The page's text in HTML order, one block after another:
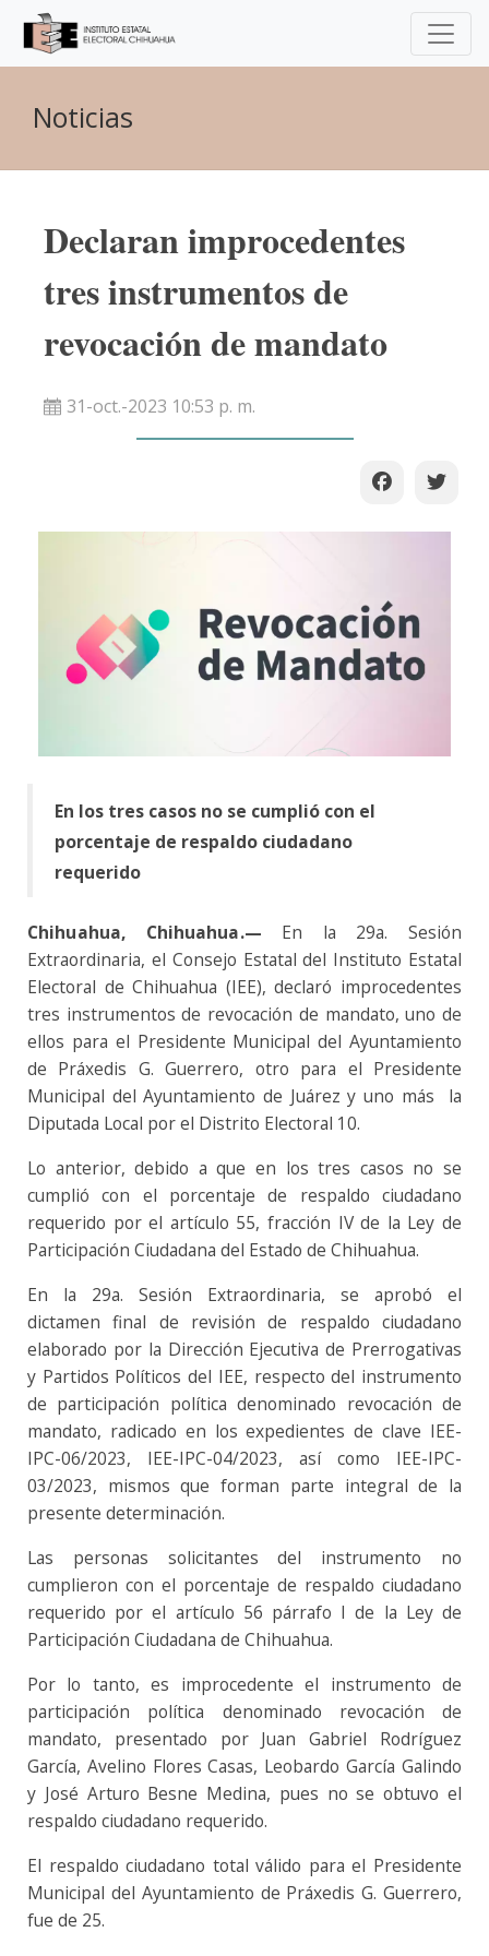
Noticias
Declaran improcedentes
tres instrumentos de
revocación de mandato
31-oct.-2023 10:53 p. m.
En los tres casos no se cumplió con el
porcentaje de respaldo ciudadano
requerido
Chihuahua, Chihuahua.— En la 29a. Sesión
Extraordinaria, el Consejo Estatal del Instituto Estatal
Electoral de Chihuahua (IEE), declaró improcedentes
tres instrumentos de revocación de mandato, uno de
ellos para el Presidente Municipal del Ayuntamiento
de Práxedis G. Guerrero, otro para el Presidente
Municipal del Ayuntamiento de Juárez y uno más la
Diputada Local por el Distrito Electoral 10.
Lo anterior, debido a que en los tres casos no se
cumplió con el porcentaje de respaldo ciudadano
requerido por el artículo 55, fracción IV de la Ley de
Participación Ciudadana del Estado de Chihuahua.
En la 29a. Sesión Extraordinaria, se aprobó el
dictamen final de revisión de respaldo ciudadano
elaborado por la Dirección Ejecutiva de Prerrogativas
y Partidos Políticos del IEE, respecto del instrumento
de participación política denominado revocación de
mandato, radicado en los expedientes de clave IEE-
IPC-06/2023, IEE-IPC-04/2023, así como IEE-IPC-
03/2023, mismos que forman parte integral de la
presente determinación.
Las personas solicitantes del instrumento no
cumplieron con el porcentaje de respaldo ciudadano
requerido por el artículo 56 párrafo I de la Ley de
Participación Ciudadana de Chihuahua.
Por lo tanto, es improcedente el instrumento de
participación política denominado revocación de
mandato, presentado por Juan Gabriel Rodríguez
García, Avelino Flores Casas, Leobardo García Galindo
y José Arturo Besne Medina, pues no se obtuvo el
respaldo ciudadano requerido.
El respaldo ciudadano total válido para el Presidente
Municipal del Ayuntamiento de Práxedis G. Guerrero,
fue de 25.